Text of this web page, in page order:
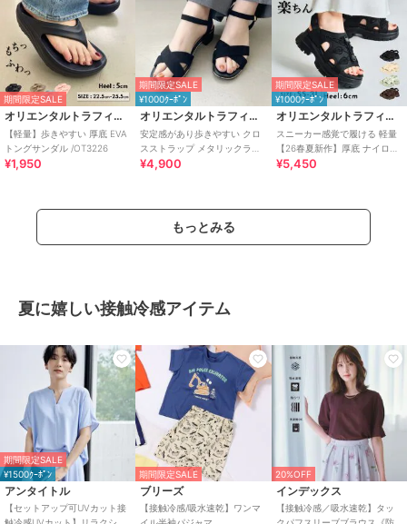
期間限定SALE
オリエンタルトラフィック
【軽量】歩きやすい 厚底 EVA
トングサンダル /OT3226
¥1,950
期間限定SALE
¥1000ｸｰﾎﾟﾝ
オリエンタルトラフィック
安定感があり歩きやすい クロ
スストラップ メタリックライ
ン サンダル /55201
¥4,900
期間限定SALE
¥1000ｸｰﾎﾟﾝ
オリエンタルトラフィック
スニーカー感覚で履ける 軽量
【26春夏新作】厚底 ナイロン
スポーツサンダル /OT3232
¥5,450
もっとみる
夏に嬉しい接触冷感アイテム
期間限定SALE
¥1500ｸｰﾎﾟﾝ
アンタイトル
【セットアップ可UVカット接
期間限定SALE
ブリーズ
【接触冷感/吸水速乾】ワンマ
20%OFF
インデックス
【接触冷感／吸水速乾】タッ